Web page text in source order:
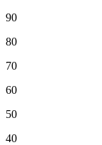
90
80
70
60
50
40